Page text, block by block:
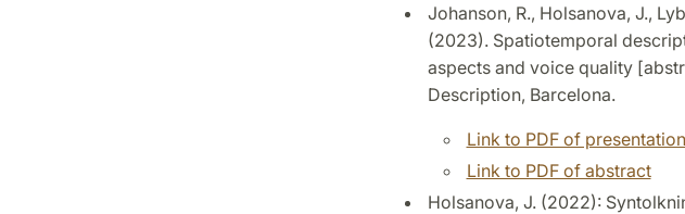
Johanson, R., Holsanova, J.,
(2023). Spatiotemporal
aspects and voice quality
Description, Barcelona.
Link to PDF of presentation
Link to PDF of abstract
Holsanova, J. (2022):